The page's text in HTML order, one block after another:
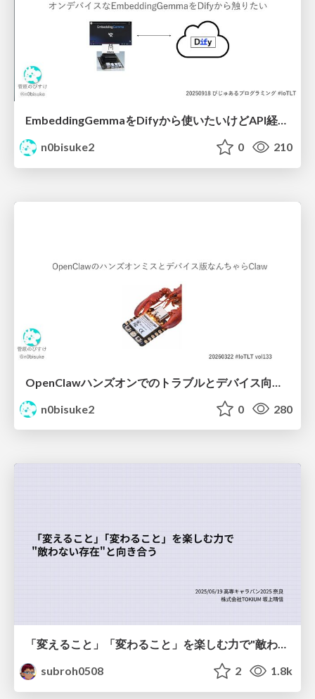
EmbeddingGemmaをDifyから使いたいけどAPI経由はつまらん #iotlt #gemma #dify
n0bisuke2
0 210
n0bisuke2
0 280
「変えること」「変わること」を楽しむ力で"敵わない存在"と向き合う
subroh0508
2 1.8k